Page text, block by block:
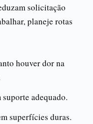
solicitação
planeje rotas
houver dor na
adequado.
superfícies duras.